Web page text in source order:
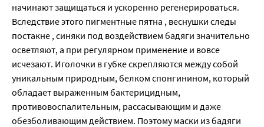
начинают защищаться и ускоренно регенерироваться.
Вследствие этого пигментные пятна , веснушки следы
постакне , синяки под воздействием бадяги значительно
осветляют, а при регулярном применение и вовсе
исчезают. Иголочки в губке скрепляются между собой
уникальным природным, белком спонгинином, который
обладает выраженным бактерицидным,
противовоспалительным, рассасывающим и даже
обезболивающим действием. Поэтому маски из бадяги